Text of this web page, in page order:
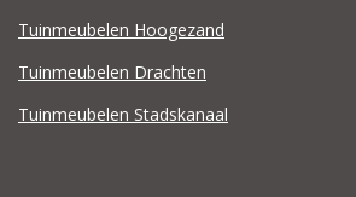
Tuinmeubelen Hoogezand
Tuinmeubelen Drachten
Tuinmeubelen Stadskanaal